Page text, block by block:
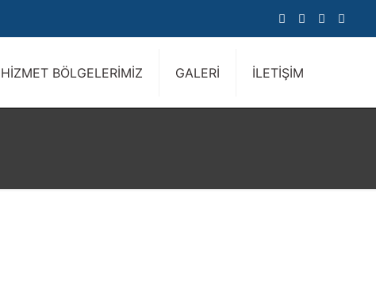
HİZMET BÖLGELERİMİZ GALERİ İLETİŞİM